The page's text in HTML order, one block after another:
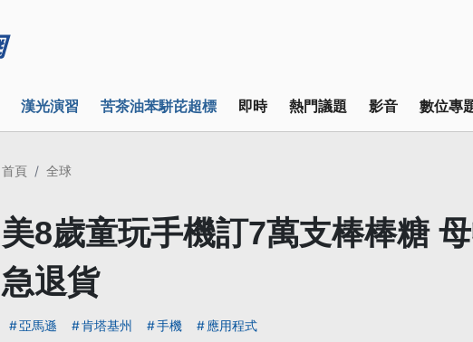
漢光演習 苦茶油苯駢芘超標 即時 熱門議題 影音 數位專
首頁 全球
美8歲童玩手機訂7萬支棒棒糖
急退貨
亞馬遜 肯塔基州 手機 應用程式